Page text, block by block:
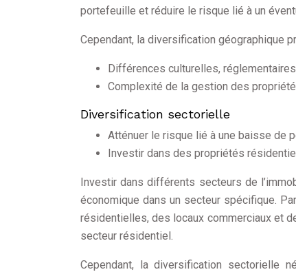
portefeuille et réduire le risque lié à un
Cependant, la diversification géographique
Différences culturelles,
Complexité de la gestion des
Diversification sectorielle
Atténuer le risque lié à une baisse de
Investir dans des propriétés
Investir dans différents secteurs de
économique dans un secteur spécifique.
résidentielles, des locaux commerciaux et
secteur résidentiel.
Cependant, la diversification sectorielle